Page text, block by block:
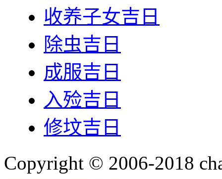
收养子女吉日
除虫吉日
成服吉日
入殓吉日
修坟吉日
Copyright © 2006-2018